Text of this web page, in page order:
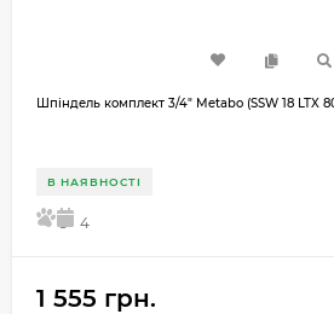
Шпіндель комплект 3/4" Metabo (SSW 18 LTX
В НАЯВНОСТІ
5 4
1 555 грн.